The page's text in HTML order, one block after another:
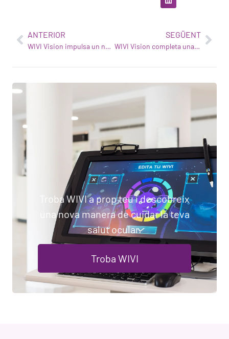
ANTERIOR
WIVI Vision impulsa un nou estudi de cribratge visual
SEGÜENT
WIVI Vision completa una ronda de finançament de 4 milions
Troba WIVI a prop teu i descobreix
una nova manera de cuidar la teva
salut ocular.
Troba WIVI